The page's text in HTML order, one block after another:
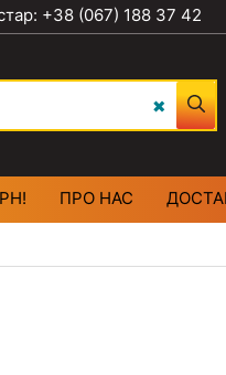
+38 (067) 188 37 42
ПРО НАС